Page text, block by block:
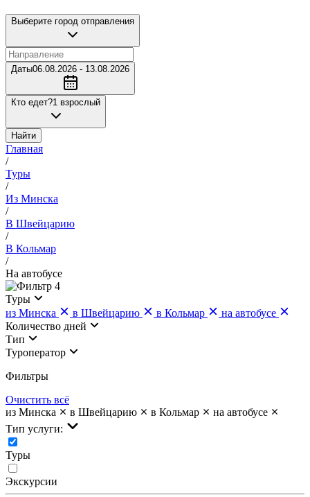
Выберите город отправления
Даты06.08.2026 - 13.08.2026
Кто едет?1 взрослый
Найти
Главная
/
Туры
/
Из Минска
/
В Швейцарию
/
В Кольмар
/
На автобусе
4
Туры
из Минска
в Швейцарию в Кольмар
на автобусе
Количество дней
Тип
Туроператор
Фильтры
Очистить всё
из Минска
в Швейцарию в Кольмар
на автобусе
Тип услуги:
Туры
Экскурсии